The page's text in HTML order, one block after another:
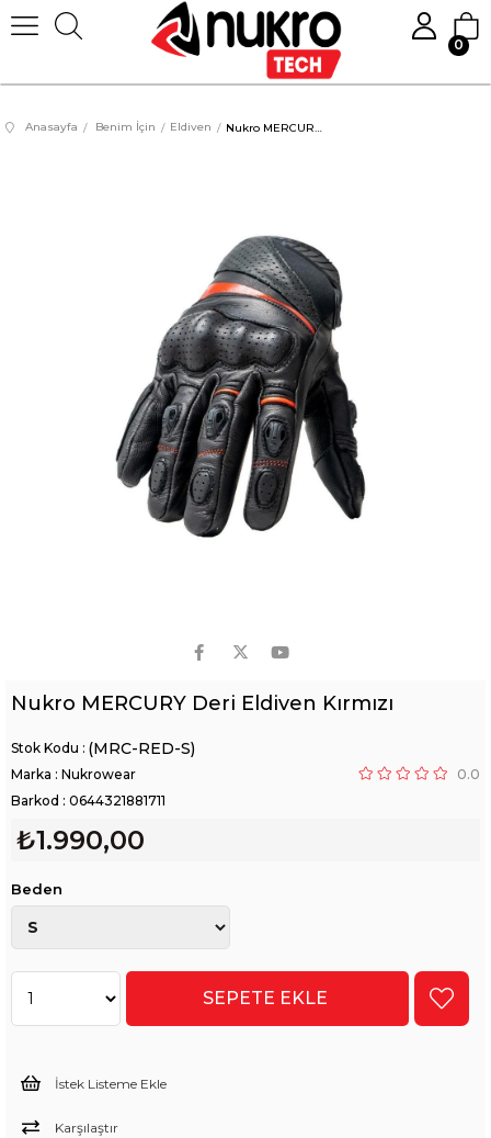
0
Anasayfa Benim İçin Eldiven
Nukro MERCURY Deri Eldiven Kırmızı
(MRC-RED-S)
Marka : Nukrowear
0.0
Barkod : 0644321881711
₺1.990,00
Beden
İstek Listeme Ekle
Karşılaştır